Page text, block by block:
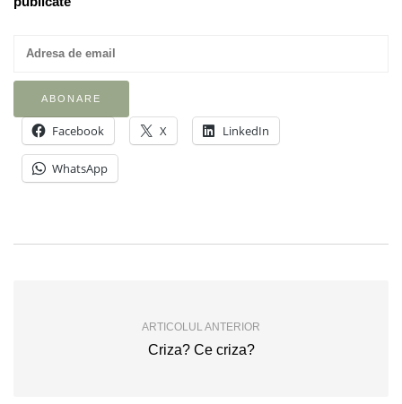
Facebook X LinkedIn
WhatsApp
ARTICOLUL ANTERIOR
Criza? Ce criza?